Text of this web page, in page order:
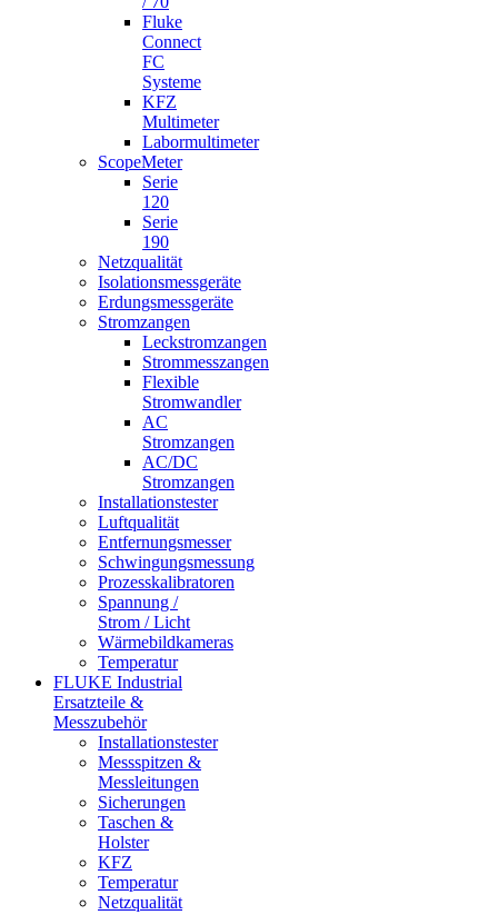
Fluke
Connect
FC
Systeme
KFZ
Multimeter
Labormultimeter
ScopeMeter
Serie
120
Serie
190
Netzqualität
Isolationsmessgeräte
Erdungsmessgeräte
Stromzangen
Leckstromzangen
Strommesszangen
Flexible
Stromwandler
AC
Stromzangen
AC/DC
Stromzangen
Installationstester
Luftqualität
Entfernungsmesser
Schwingungsmessung
Prozesskalibratoren
Spannung /
Strom / Licht
Wärmebildkameras
Temperatur
FLUKE Industrial
Ersatzteile &
Messzubehör
Installationstester
Messspitzen &
Messleitungen
Sicherungen
Taschen &
Holster
KFZ
Temperatur
Netzqualität